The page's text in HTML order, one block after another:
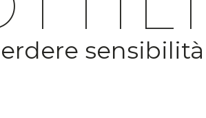
sensibilità